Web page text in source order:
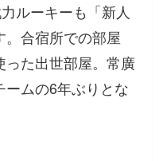
ルーキーも「新人
合宿所での部屋
った出世部屋。常廣
ムの6年ぶりとな